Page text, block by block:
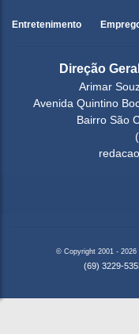
Entretenimento
Direção
Arimar
Avenida Quintino
Bairro São
© Copyright 2001 -
(69) 3229-